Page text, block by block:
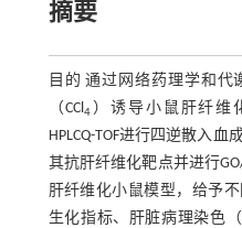
摘要
目的 通过网络药理学和代
（CCl4 ）诱导小鼠肝纤维
HPLCQ-TOF进行四逆散入
其抗肝纤维化靶点并进行
肝纤维化小鼠模型，给予
生化指标、肝脏病理染色（